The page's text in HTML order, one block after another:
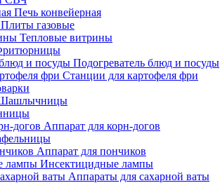
Печь конвейерная
Плиты газовые
Тепловые витрины
Подогреватель блюд и посуды
Станции для картофеля фри
Аппарат для корн-догов
Аппарат для пончиков
Инсектицидные лампы
Аппараты для сахарной ваты